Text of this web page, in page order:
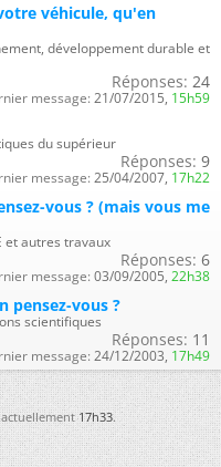
véhicule, qu'en
développement durable et
Réponses: 24
message: 21/07/2015, 15h59
du supérieur
Réponses: 9
message: 25/04/2007, 17h22
vous ? (mais vous me
et autres travaux
Réponses: 6
message: 03/09/2005, 22h38
pensez-vous ?
scientifiques
Réponses: 11
message: 24/12/2003, 17h49
actuellement17h33.